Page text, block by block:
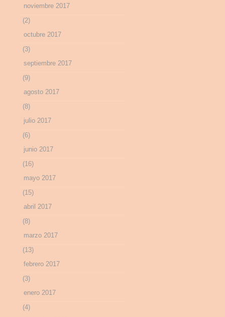
noviembre 2017
(2)
octubre 2017
(3)
septiembre 2017
(9)
agosto 2017
(8)
julio 2017
(6)
junio 2017
(16)
mayo 2017
(15)
abril 2017
(8)
marzo 2017
(13)
febrero 2017
(3)
enero 2017
(4)